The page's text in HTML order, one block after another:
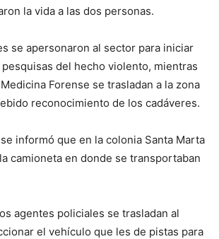
la vida a las dos personas.
se apersonaron al sector para iniciar
del hecho violento, mientras
Forense se trasladan a la zona
reconocimiento de los cadáveres.
informó que en la colonia Santa Marta
camioneta en donde se transportaban
agentes policiales se trasladan al
el vehículo que les de pistas para